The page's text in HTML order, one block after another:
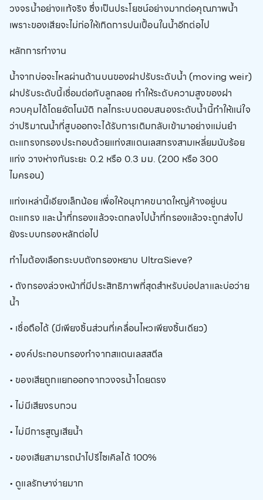
วงจรน้ำอย่างแท้จริง ซึ่งเป็นประโยชน์อย่างมากต่อคุณภาพน้ำ
เพราะของเสียจะไม่ก่อให้เกิดการปนเปื้อนในน้ำอีกต่อไป
หลักการทำงาน
น้ำจากบ่อจะไหลผ่านด้านบนของฝาปรับระดับน้ำ (moving weir)
ฝาปรับระดับนี้เชื่อมต่อกับลูกลอย ทำให้ระดับความสูงของฝา
ควบคุมได้โดยอัตโนมัติ กลไกระบบตอบสนองระดับน้ำนี้ทำให้แน่ใจ
ว่าปริมาณน้ำที่สูบออกจะได้รับการเติมกลับเข้ามาอย่างแม่นยำ
ตะแกรงกรองประกอบด้วยแท่งสแตนเลสทรงสามเหลี่ยมนับร้อย
แท่ง วางห่างกันระยะ 0.2 หรือ 0.3 มม. (200 หรือ 300
ไมครอน)
แท่งเหล่านี้เอียงเล็กน้อย เพื่อให้อนุภาคขนาดใหญ่ค้างอยู่บน
ตะแกรง และน้ำที่กรองแล้วจะตกลงไปน้ำที่กรองแล้วจะถูกส่งไป
ยังระบบกรองหลักต่อไป
ทำไมต้องเลือกระบบถังกรองหยาบ UltraSieve?
• ถังกรองล่วงหน้าที่มีประสิทธิภาพที่สุดสำหรับบ่อปลาและบ่อว่าย
น้ำ
• เชื่อถือได้ (มีเพียงชิ้นส่วนที่เคลื่อนไหวเพียงชิ้นเดียว)
• องค์ประกอบกรองทำจากสแตนเลสสตีล
• ของเสียถูกแยกออกจากวงจรน้ำโดยตรง
• ไม่มีเสียงรบกวน
• ไม่มีการสูญเสียน้ำ
• ของเสียสามารถนำไปรีไซเคิลได้ 100%
• ดูแลรักษาง่ายมาก